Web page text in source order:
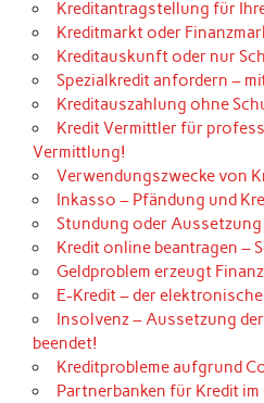
Kreditantragstellung für
Kreditmarkt oder
Kreditauskunft oder nur
Spezialkredit anfordern –
Kreditauszahlung ohne
Kredit Vermittler für
Vermittlung!
Verwendungszwecke von
Inkasso – Pfändung und
Stundung oder
Kredit online beantragen –
Geldproblem erzeugt
E-Kredit – der
Insolvenz – Aussetzung
beendet!
Kreditprobleme aufgrund
Partnerbanken für Kredit